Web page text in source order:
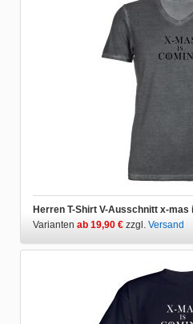
Herren T-Shirt V-Ausschnitt x-mas
Varianten ab 19,90 € zzgl. Versand